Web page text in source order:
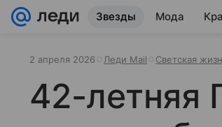
Звезды Мода
2 апреля 2026 Леди Mail Светская
42-летняя